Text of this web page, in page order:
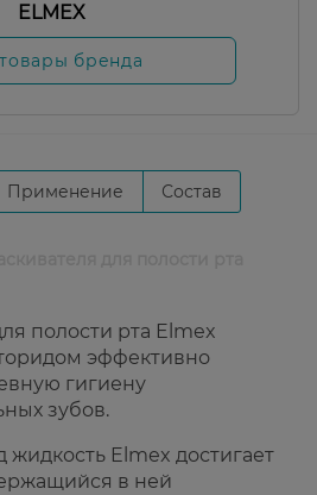
ELMEX
бренда
Применение Состав
полости рта Elmex
эффективно
гигиену
зубов.
жидкость Elmex достигает
в ней